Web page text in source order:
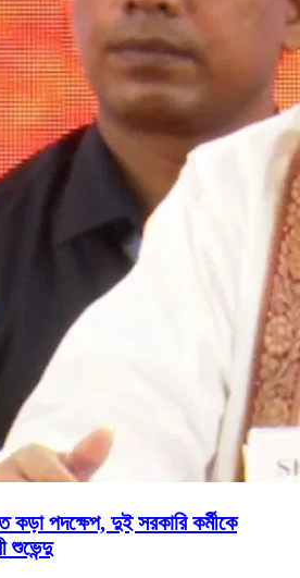
কড়া পদক্ষেপ, দুই সরকারি কর্মীকে
শুভেন্দু